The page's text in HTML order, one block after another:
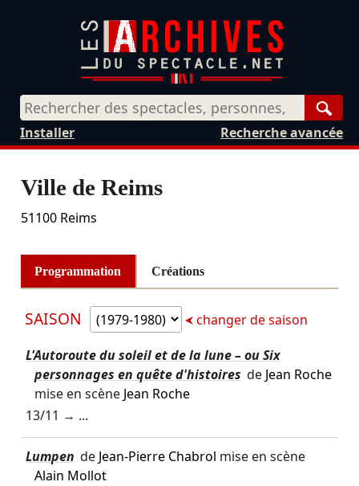
Recherche avancée
Installer
Ville de Reims
51100 Reims
Programmation Créations
SAISON changer de saison
L'Autoroute du soleil et de la lune – ou Six
personnages en quête d'histoires de Jean Roche
mise en scène Jean Roche
13/11 → ...
Lumpen de Jean-Pierre Chabrol mise en scène
Alain Mollot